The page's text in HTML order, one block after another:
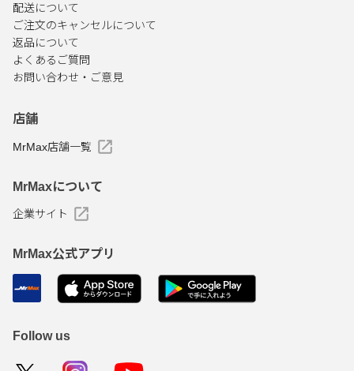
配送について
ご注文のキャンセルについて
返品について
よくあるご質問
お問い合わせ・ご意見
店舗
MrMax店舗一覧
MrMaxについて
企業サイト
MrMax公式アプリ
Follow us